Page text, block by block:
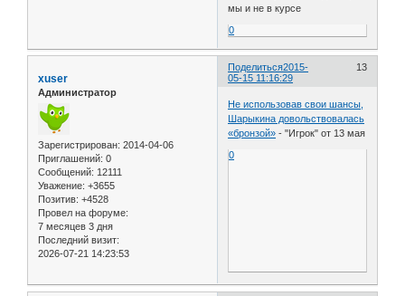
мы и не в курсе
0
Поделиться 13
2015-
05-15 11:16:29
xuser
Администратор
Зарегистрирован: 2014-04-06
Приглашений: 0
Сообщений: 12111
Уважение: +3655
Позитив: +4528
Провел на форуме:
7 месяцев 3 дня
Последний визит:
2026-07-21 14:23:53
Не использовав свои шансы,
Шарыкина довольствовалась
«бронзой» - "Игрок" от 13 мая
0